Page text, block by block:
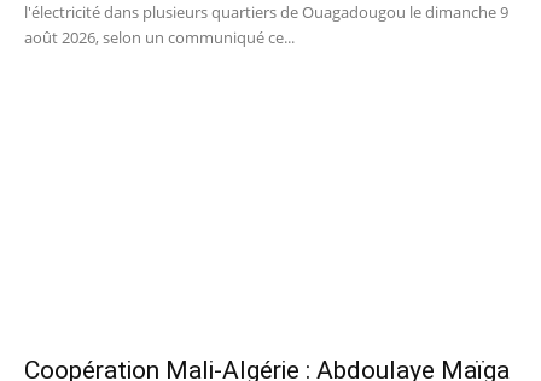
l'électricité dans plusieurs quartiers de Ouagadougou le dimanche 9
août 2026, selon un communiqué ce...
Coopération Mali-Algérie : Abdoulaye Maïga